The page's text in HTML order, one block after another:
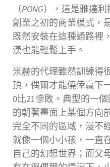
（PONG），這是雅達利
創業之初的商業模式，
既然安裝在這種通路裡
漢也能輕鬆上手。
米赫的代理雖然訓練得
頂，偶爾才能僥倖贏下
0比21慘敗。典型的一
的朝著畫面上某個方向
完全不同的區域，漫不
就像一個小小孩，一直
自己的幻想世界；而父